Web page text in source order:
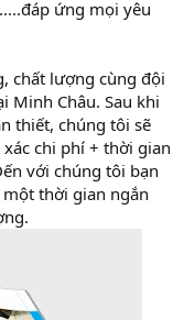
ứng mọi yêu
chất lượng cùng đội
Minh Châu. Sau khi
thiết, chúng tôi sẽ
chi phí + thời gian
với chúng tôi bạn
thời gian ngắn